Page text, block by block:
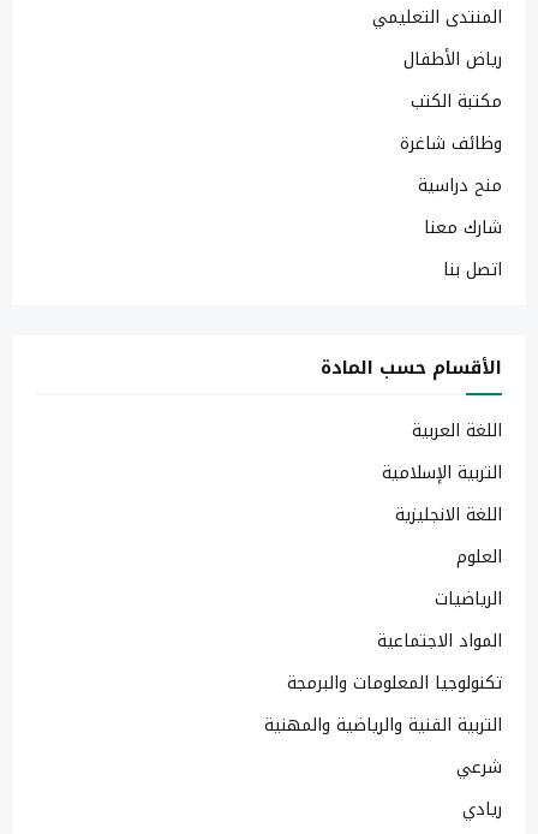
المنتدى التعليمي
رياض الأطفال
مكتبة الكتب
وظائف شاغرة
منح دراسية
شارك معنا
اتصل بنا
الأقسام حسب المادة
اللغة العربية
التربية الإسلامية
اللغة الانجليزية
العلوم
الرياضيات
المواد الاجتماعية
تكنولوجيا المعلومات والبرمجة
التربية الفنية والرياضية والمهنية
شرعي
ريادي